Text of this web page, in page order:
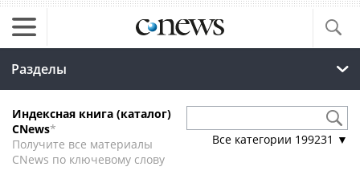
Разделы
Индексная книга (каталог)
CNews*
Получите все материалы
CNews по ключевому слову
Все категории 199231 ▼